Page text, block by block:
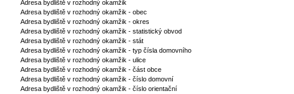
Adresa bydliště v rozhodný okamžik
Adresa bydliště v rozhodný okamžik - obec
Adresa bydliště v rozhodný okamžik - okres
Adresa bydliště v rozhodný okamžik - statistický obvod
Adresa bydliště v rozhodný okamžik - stát
Adresa bydliště v rozhodný okamžik - typ čísla domovního
Adresa bydliště v rozhodný okamžik - ulice
Adresa bydliště v rozhodný okamžik - část obce
Adresa bydliště v rozhodný okamžik - číslo domovní
Adresa bydliště v rozhodný okamžik - číslo orientační